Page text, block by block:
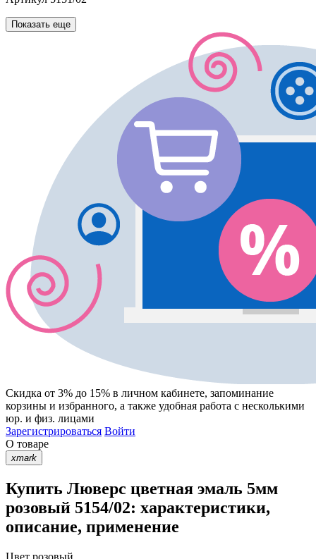
Показать еще
Скидка от 3% до 15% в личном кабинете, запоминание
корзины и избранного, а также удобная работа с несколькими
юр. и физ. лицами
Зарегистрироваться Войти
О товаре
xmark
Купить Люверс цветная эмаль 5мм
розовый 5154/02: характеристики,
описание, применение
Цвет розовый